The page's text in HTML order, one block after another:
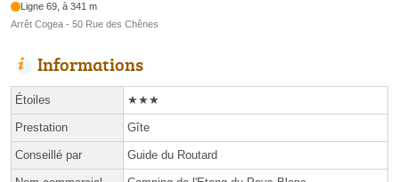
Ligne 69, à 341 m
Arrêt Cogea - 50 Rue des Chênes
Informations
Étoiles ★★★
Prestation Gîte
Conseillé par Guide du Routard